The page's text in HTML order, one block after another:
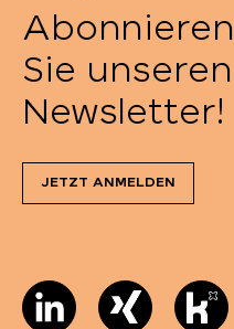
Abonnieren
Sie unseren
Newsletter!
JETZT ANMELDEN